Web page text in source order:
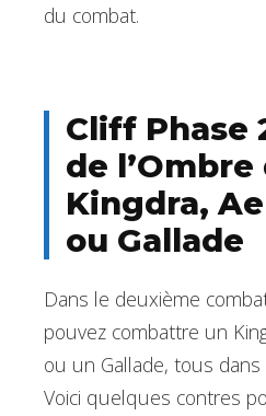
du combat.
Cliff Phase
de l’Ombre
Kingdra,
ou Gallade
Dans le deuxième
pouvez combattre un
ou un Gallade, tous
Voici quelques contres